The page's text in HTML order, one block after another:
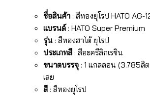
ชื่อสินค้า : สีทองยุโรป HATO AG-
แบรนด์: HATO Super Premium
รุ่น : สีทองฮาโต้ ยุโรป
ประเภทสี : สีอะครีลิกเรซิน
ขนาดบรรจุ : 1 แกลลอน (3.785ลิ
เลย
สี : สีทองยุโรป